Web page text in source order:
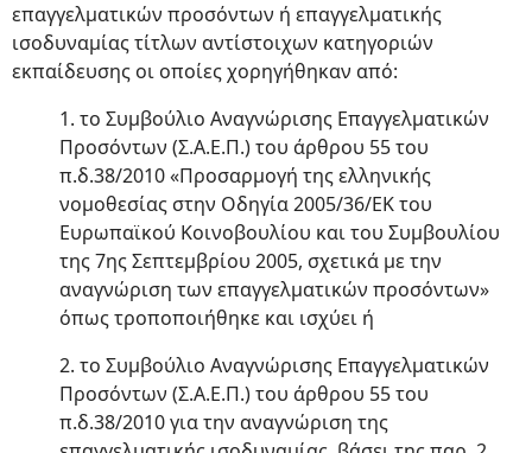
επαγγελματικών προσόντων ή επαγγελματικής
ισοδυναμίας τίτλων αντίστοιχων κατηγοριών
εκπαίδευσης οι οποίες χορηγήθηκαν από:
1. το Συμβούλιο Αναγνώρισης Επαγγελματικών
Προσόντων (Σ.Α.Ε.Π.) του άρθρου 55 του
π.δ.38/2010 «Προσαρμογή της ελληνικής
νομοθεσίας στην Οδηγία 2005/36/ΕΚ του
Ευρωπαϊκού Κοινοβουλίου και του Συμβουλίου
της 7ης Σεπτεμβρίου 2005, σχετικά με την
αναγνώριση των επαγγελματικών προσόντων»
όπως τροποποιήθηκε και ισχύει ή
2. το Συμβούλιο Αναγνώρισης Επαγγελματικών
Προσόντων (Σ.Α.Ε.Π.) του άρθρου 55 του
π.δ.38/2010 για την αναγνώριση της